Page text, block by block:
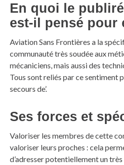
En quoi le
est-il pensé pour
Aviation Sans Frontières a la
communauté très soudée aux
mécaniciens, mais aussi des
Tous sont reliés par ce sentiment
secours de’.
Ses forces et
Valoriser les membres de cette
valoriser leurs proches : cela
d’adresser potentiellement un très